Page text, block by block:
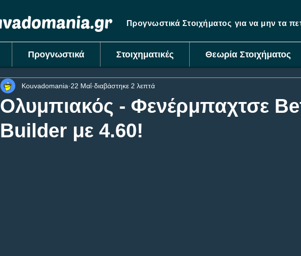
Προγνωστικά Στοιχήματος για να μην τα
Προγνωστικά Στοιχηματικές Θεωρία Στοιχήματος
Ολυμπιακός - Φενέρμπαχτσε
Builder με 4.60!
Kouvadomania 22 Μαΐ διαβάστηκε 2 λεπτά